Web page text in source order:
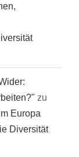
zu
Europa
Diversität